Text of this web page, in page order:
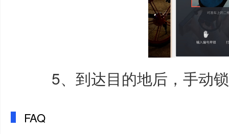
5、到达目的地后，手动锁
FAQ